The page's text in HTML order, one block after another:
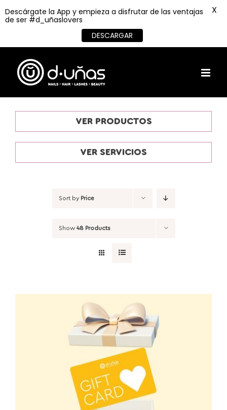
content
VER PRODUCTOS
VER SERVICIOS
Sort by Price
Show 48 Products
Descárgate la App y empieza a disfrutar de las ventajas
de ser #d_uñaslovers
DESCARGAR
X